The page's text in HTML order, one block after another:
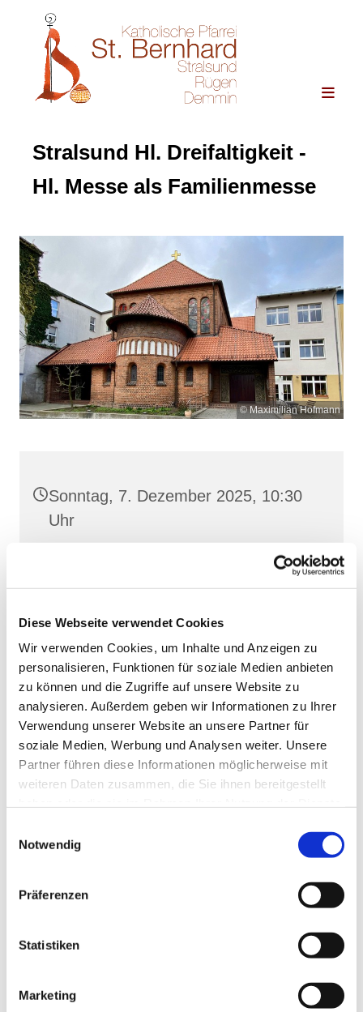
Diese Webseite verwendet Cookies
Wir verwenden Cookies, um Inhalte und Anzeigen zu
personalisieren, Funktionen für soziale Medien anbieten
zu können und die Zugriffe auf unsere Website zu
analysieren. Außerdem geben wir Informationen zu Ihrer
Verwendung unserer Website an unsere Partner für
soziale Medien, Werbung und Analysen weiter. Unsere
Partner führen diese Informationen möglicherweise mit
weiteren Daten zusammen, die Sie ihnen bereitgestellt
Notwendig
Präferenzen
Statistiken
Marketing
Stralsund Hl. Dreifaltigkeit -
Hl. Messe als Familienmesse
© Maximilian Hofmann
Sonntag, 7. Dezember 2025, 10:30
Uhr
Frankenwall 7, 18439 Stralsund